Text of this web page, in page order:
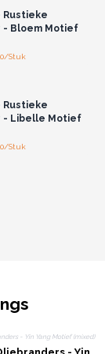
Bloem Motief
Stuk
- Libelle Motief
Stuk